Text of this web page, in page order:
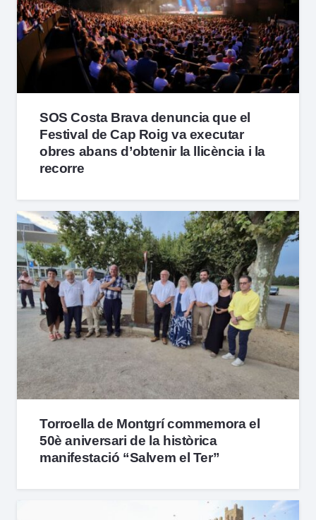
SOS Costa Brava denuncia que el
Festival de Cap Roig va executar
obres abans d’obtenir la llicència i la
recorre
Torroella de Montgrí commemora el
50è aniversari de la històrica
manifestació “Salvem el Ter”